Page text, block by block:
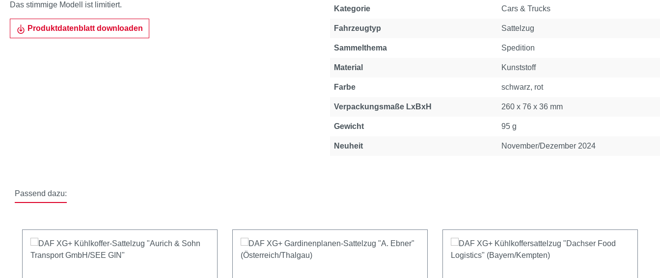
Das stimmige Modell ist limitiert.
Produktdatenblatt downloaden
Kategorie Cars & Trucks
Fahrzeugtyp Sattelzug
Sammelthema Spedition
Material Kunststoff
Farbe schwarz, rot
Verpackungsmaße LxBxH 260 x 76 x 36 mm
Gewicht 95 g
Neuheit November/Dezember 2024
Passend dazu: